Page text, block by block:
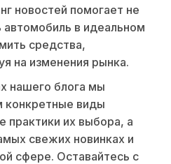
новостей помогает не
в идеальном
средства,
на изменения рынка.
нашего блога мы
конкретные виды
практики их выбора, а
свежих новинках и
сфере. Оставайтесь с